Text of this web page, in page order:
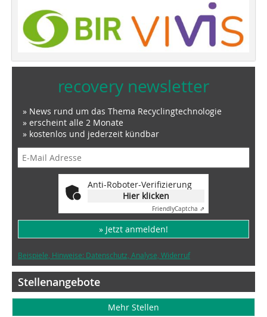
recovery newsletter
» News rund um das Thema Recyclingtechnologie
» erscheint alle 2 Monate
» kostenlos und jederzeit kündbar
Anti-Roboter-Verifizierung
Hier klicken
FriendlyCaptcha ⇗
» Jetzt anmelden!
Beispiele, Hinweise: Datenschutz, Analyse, Widerruf
Stellenangebote
Mehr Stellen